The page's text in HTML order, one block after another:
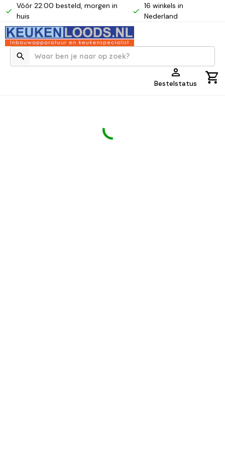
Vóór 22:00 besteld, morgen in
huis
16 winkels in
Nederland
Bestelstatus